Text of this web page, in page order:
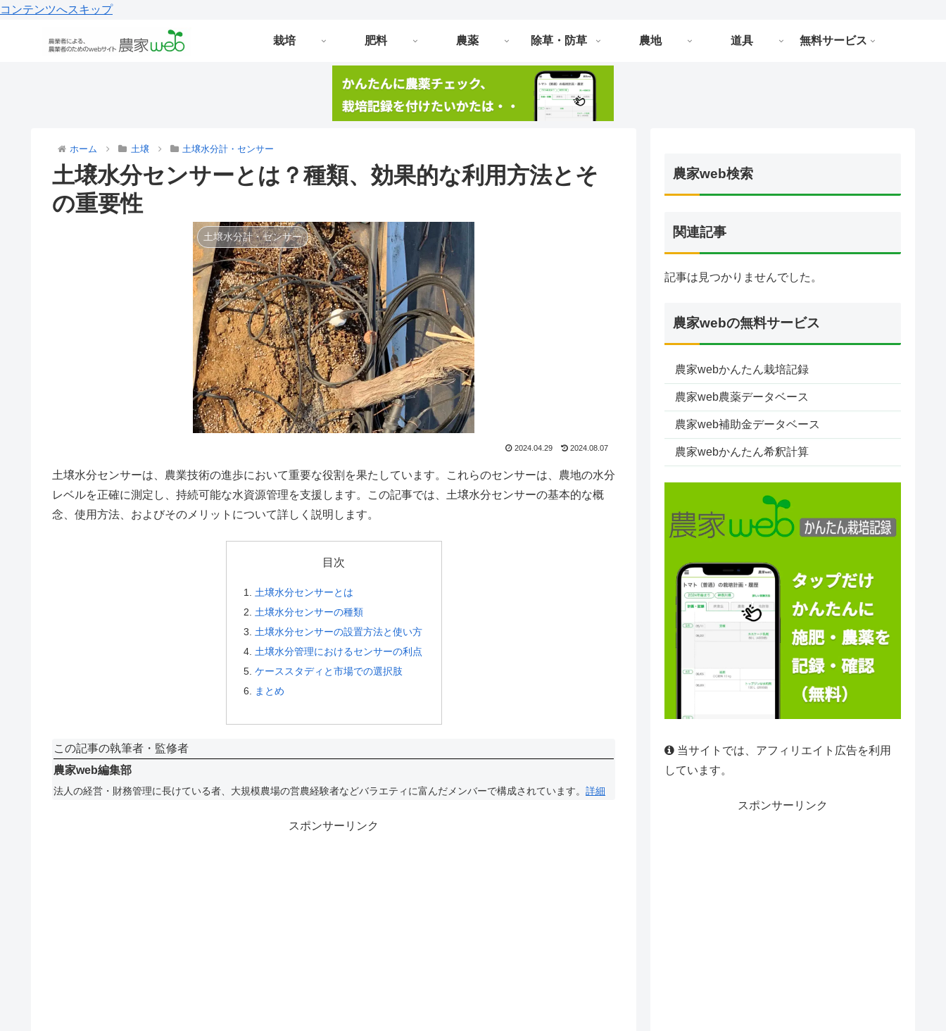
コンテンツへスキップ
栽培 肥料 農薬 除草・防草 農地 道具 無料サービス
ホーム 土壌 土壌水分計・センサー
土壌水分センサーとは？種類、効果的な利用方法とそ
の重要性
土壌水分計・センサー
2024.04.29 2024.08.07
土壌水分センサーは、農業技術の進歩において重要な役割を果たしています。これらのセンサーは、農地の水分
レベルを正確に測定し、持続可能な水資源管理を支援します。この記事では、土壌水分センサーの基本的な概
念、使用方法、およびそのメリットについて詳しく説明します。
目次
土壌水分センサーとは
土壌水分センサーの種類
土壌水分センサーの設置方法と使い方
土壌水分管理におけるセンサーの利点
ケーススタディと市場での選択肢
まとめ
この記事の執筆者・監修者
農家web編集部
法人の経営・財務管理に長けている者、大規模農場の営農経験者などバラエティに富んだメンバーで構成されています。 詳細
スポンサーリンク
農家web検索
関連記事
記事は見つかりませんでした。
農家webの無料サービス
農家webかんたん栽培記録
農家web農薬データベース
農家web補助金データベース
農家webかんたん希釈計算
当サイトでは、アフィリエイト広告を利用
しています。
スポンサーリンク